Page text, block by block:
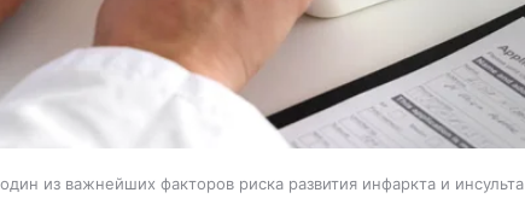
из важнейших факторов риска развития инфаркта и инсульта